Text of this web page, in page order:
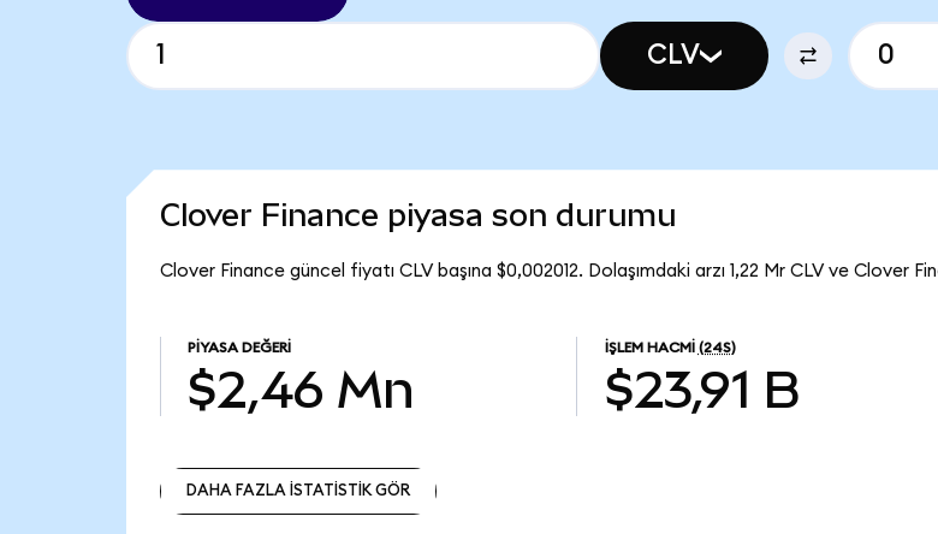
CLV
Clover Finance piyasa son durumu
Clover Finance güncel fiyatı CLV başına $0,002012. Dolaşımdaki arzı 1,22 Mr CLV ve Clover
PIYASA DEĞERI
$2,46 Mn
İŞLEM HACMI (24S)
$23,91 B
DAHA FAZLA İSTATİSTİK GÖR